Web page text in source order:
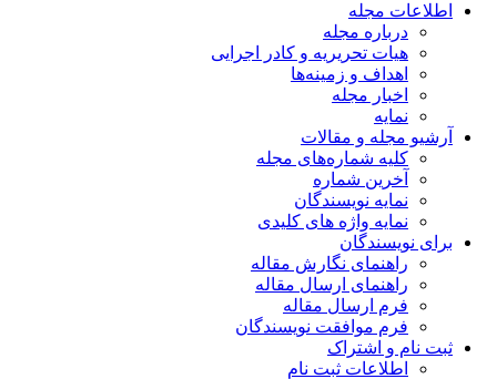
اطلاعات مجله
درباره مجله
هیات تحریریه و کادر اجرایی
اهداف و زمینه‌ها
اخبار مجله
نمایه
آرشیو مجله و مقالات
کلیه شماره‌های مجله
آخرین شماره
نمایه نویسندگان
نمایه واژه های کلیدی
برای نویسندگان
راهنمای نگارش مقاله
راهنمای ارسال مقاله
فرم ارسال مقاله
فرم موافقت نویسندگان
ثبت نام و اشتراک
اطلاعات ثبت نام